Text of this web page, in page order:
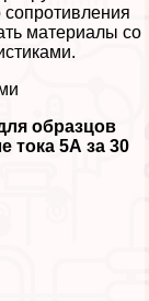
сопротивления
материалы со
образцов
тока 5А за 30